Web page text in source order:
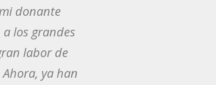
donante
los grandes
labor de
ya han